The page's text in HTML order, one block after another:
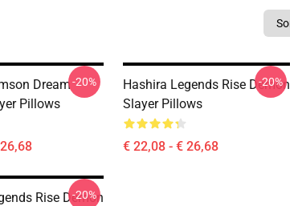
Dream
Pillows
-20%
Hashira Legends Rise Demon
Slayer Pillows
€ 22,08 - € 26,68
-20%
Rise Demon
-20%